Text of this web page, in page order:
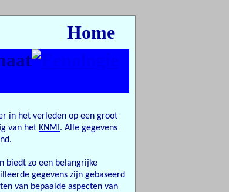
Home
in het verleden op een groot
van het KNMI . Alle gegevens
biedt zo een belangrijke
gegevens zijn gebaseerd
van bepaalde aspecten van